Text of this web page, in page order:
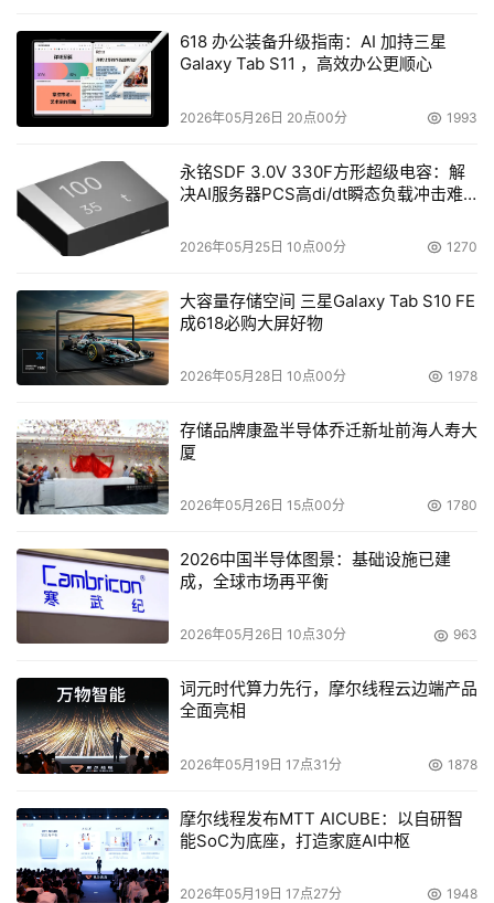
EMC将转售Decru的FC系列和E系列加密应用系统，分
别支持FC和NAS设备。EMC将来8月推出这款产品。此
外，EMC将马上开始销售NeoScale的CryptoStor FC系列
还有一点：EMC只是挑选了它满意的FC 和NAS加密设
备。虽Decru也有iSCSI加密设备，但是EMC不会采用。
试，虽然Decru的产品还未完成测试，但未来也可能会采
用。”
618 办公装备升级指南：AI 加持三星
Galaxy Tab S11 ，高效办公更顺心
2026年05月26日 20点00分 1993
永铭SDF 3.0V 330F方形超级电容：解
决AI服务器PCS高di/dt瞬态负载冲击难
2026年05月25日 10点00分 1270
大容量存储空间 三星Galaxy Tab S10 FE
成618必购大屏好物
2026年05月28日 10点00分 1978
存储品牌康盈半导体乔迁新址前海人寿大
厦
2026年05月26日 15点00分 1780
2026中国半导体图景：基础设施已建
成，全球市场再平衡
2026年05月26日 10点30分 963
词元时代算力先行，摩尔线程云边端产品
全面亮相
2026年05月19日 17点31分 1878
摩尔线程发布MTT AICUBE：以自研智
能SoC为底座，打造家庭AI中枢
2026年05月19日 17点27分 1948